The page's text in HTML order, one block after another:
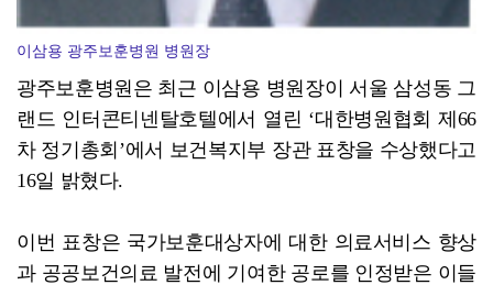
이삼용 광주보훈병원 병원장
광주보훈병원은 최근 이삼용 병원장이 서울 삼성동 그
랜드 인터콘티넨탈호텔에서 열린 ‘대한병원협회 제66
차 정기총회’에서 보건복지부 장관 표창을 수상했다고
16일 밝혔다.
이번 표창은 국가보훈대상자에 대한 의료서비스 향상
과 공공보건의료 발전에 기여한 공로를 인정받은 이들